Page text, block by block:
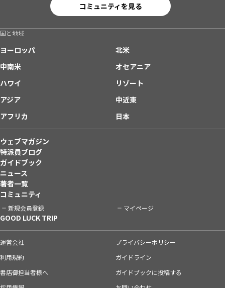
コミュニティを見る
国と地域
ヨーロッパ
北米
中南米
オセアニア
ハワイ
リゾート
アジア
中近東
アフリカ
日本
ウェブマガジン
特派員ブログ
ガイドブック
ニュース
著者一覧
コミュニティ
新規会員登録 マイページ
GOOD LUCK TRIP
運営会社
プライバシーポリシー
利用規約
ガイドライン
書店御担当者様へ
ガイドブックに投稿する